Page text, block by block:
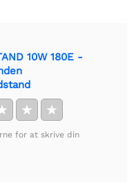
10W 180E -
★ ★
for at skrive din